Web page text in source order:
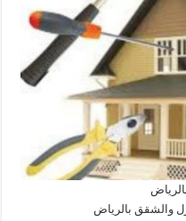
والشقق بالرياض